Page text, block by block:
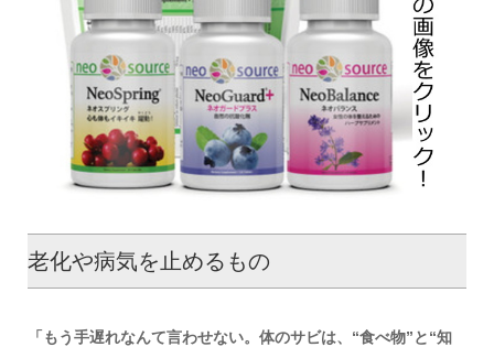
老化や病気を止めるもの
「もう手遅れなんて言わせない。体のサビは、“食べ物”と“知